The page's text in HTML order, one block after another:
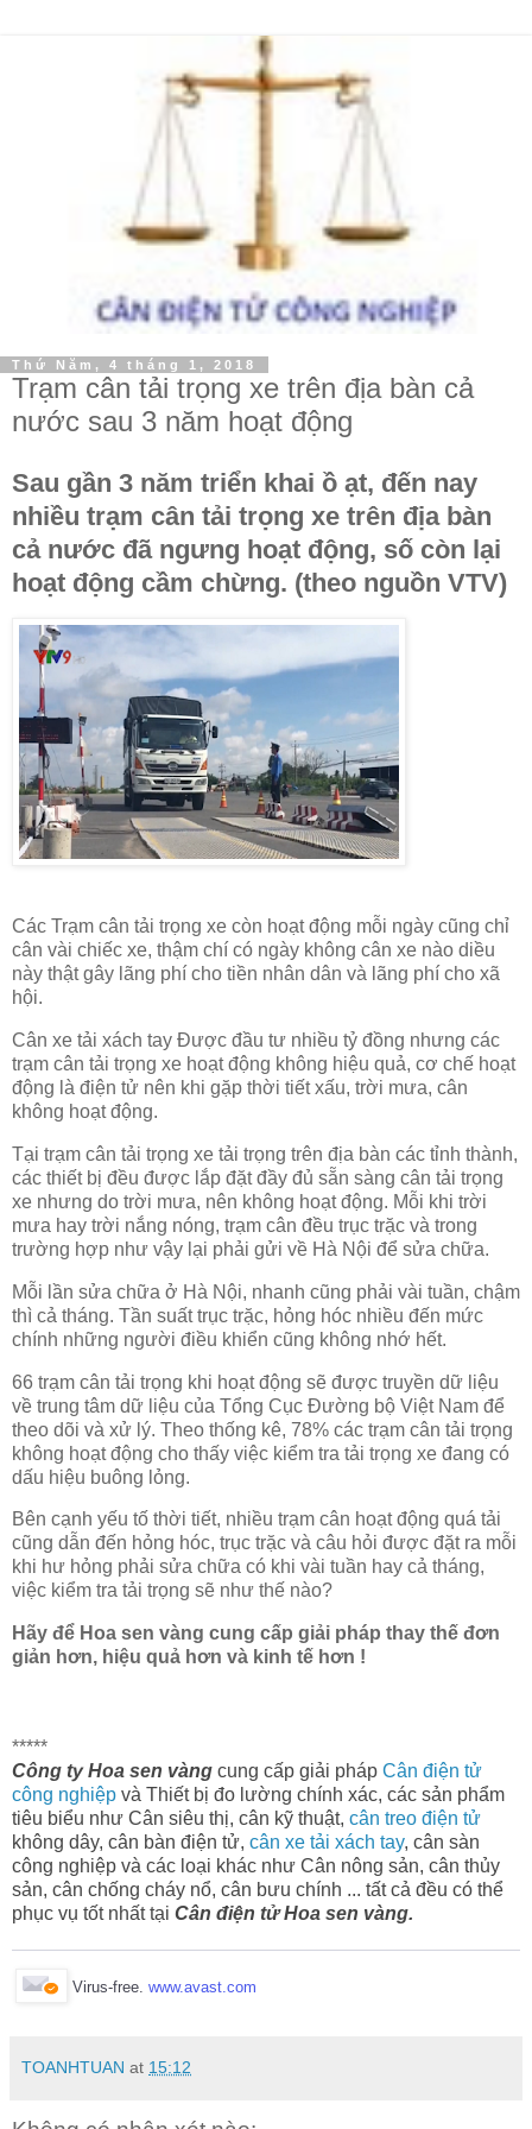
Thứ Năm, 4 tháng 1, 2018
Trạm cân tải trọng xe trên địa bàn cả
nước sau 3 năm hoạt động
Sau gần 3 năm triển khai ồ ạt, đến nay
nhiều trạm cân tải trọng xe trên địa bàn
cả nước đã ngưng hoạt động, số còn lại
hoạt động cầm chừng. (theo nguồn VTV)
Các Trạm cân tải trọng xe còn hoạt động mỗi ngày cũng chỉ
cân vài chiếc xe, thậm chí có ngày không cân xe nào diều
này thật gây lãng phí cho tiền nhân dân và lãng phí cho xã
hội.
Cân xe tải xách tay Được đầu tư nhiều tỷ đồng nhưng các
trạm cân tải trọng xe hoạt động không hiệu quả, cơ chế hoạt
động là điện tử nên khi gặp thời tiết xấu, trời mưa, cân
không hoạt động.
Tại trạm cân tải trọng xe tải trọng trên địa bàn các tỉnh thành,
các thiết bị đều được lắp đặt đầy đủ sẵn sàng cân tải trọng
xe nhưng do trời mưa, nên không hoạt động. Mỗi khi trời
mưa hay trời nắng nóng, trạm cân đều trục trặc và trong
trường hợp như vậy lại phải gửi về Hà Nội để sửa chữa.
Mỗi lần sửa chữa ở Hà Nội, nhanh cũng phải vài tuần, chậm
thì cả tháng. Tần suất trục trặc, hỏng hóc nhiều đến mức
chính những người điều khiển cũng không nhớ hết.
66 trạm cân tải trọng khi hoạt động sẽ được truyền dữ liệu
về trung tâm dữ liệu của Tổng Cục Đường bộ Việt Nam để
theo dõi và xử lý. Theo thống kê, 78% các trạm cân tải trọng
không hoạt động cho thấy việc kiểm tra tải trọng xe đang có
dấu hiệu buông lỏng.
Bên cạnh yếu tố thời tiết, nhiều trạm cân hoạt động quá tải
cũng dẫn đến hỏng hóc, trục trặc và câu hỏi được đặt ra mỗi
khi hư hỏng phải sửa chữa có khi vài tuần hay cả tháng,
việc kiểm tra tải trọng sẽ như thế nào?
Hãy để Hoa sen vàng cung cấp giải pháp thay thế đơn
giản hơn, hiệu quả hơn và kinh tế hơn !
*****
Công ty Hoa sen vàng cung cấp giải pháp Cân điện tử
công nghiệp và Thiết bị đo lường chính xác, các sản phẩm
tiêu biểu như Cân siêu thị, cân kỹ thuật, cân treo điện tử
không dây, cân bàn điện tử, cân xe tải xách tay, cân sàn
công nghiệp và các loại khác như Cân nông sản, cân thủy
sản, cân chống cháy nổ, cân bưu chính ... tất cả đều có thể
phục vụ tốt nhất tại Cân điện tử Hoa sen vàng.
Virus-free. www.avast.com
TOANHTUAN at 15:12